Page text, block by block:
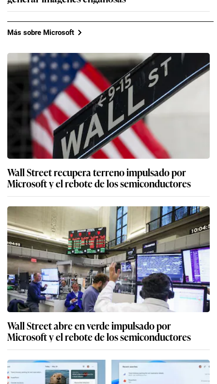
Más sobre Microsoft
Wall Street recupera terreno impulsado por
Microsoft y el rebote de los semiconductores
Wall Street abre en verde impulsado por
Microsoft y el rebote de los semiconductores